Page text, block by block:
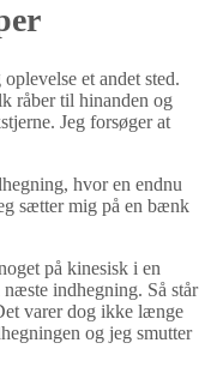
et andet sted.
råber til hinanden og
Jeg forsøger at
hvor en endnu
sætter mig på en bænk
på kinesisk i en
indhegning. Så står
varer dog ikke længe
og jeg smutter